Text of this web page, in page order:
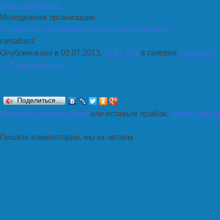
7мое поколение
Молодёжная организация
Перейти
к
содержимому
ГлавнаяОб организацииФотогалерея Контакты
ramadan2
Опубликовано в 02.07.2013, 284 × 177 в галерее ramadan2
← Старые записи
Поделиться…
Напишите комментарий или оставьте трэкбэк: адрес
Пишите комментарии, мы их читаем